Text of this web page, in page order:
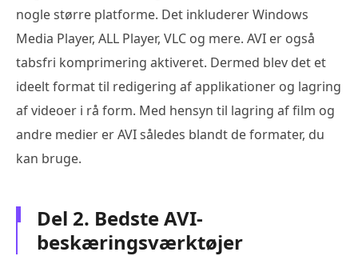
nogle større platforme. Det inkluderer Windows
Media Player, ALL Player, VLC og mere. AVI er også
tabsfri komprimering aktiveret. Dermed blev det et
ideelt format til redigering af applikationer og lagring
af videoer i rå form. Med hensyn til lagring af film og
andre medier er AVI således blandt de formater, du
kan bruge.
Del 2. Bedste AVI-
beskæringsværktøjer